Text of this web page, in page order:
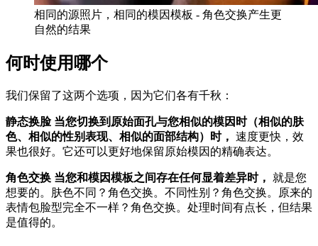
相同的源照片，相同的模因模板 - 角色交换产生更
自然的结果
何时使用哪个
我们保留了这两个选项，因为它们各有千秋：
静态换脸 当您切换到原始面孔与您相似的模因时（相似的肤
色、相似的性别表现、相似的面部结构）时， 速度更快，效
果也很好。它还可以更好地保留原始模因的精确表达。
角色交换 当您和模因模板之间存在任何显着差异时，
就是您
想要的。肤色不同？角色交换。不同性别？角色交换。原来的
表情包脸型完全不一样？角色交换。处理时间有点长，但结果
是值得的。